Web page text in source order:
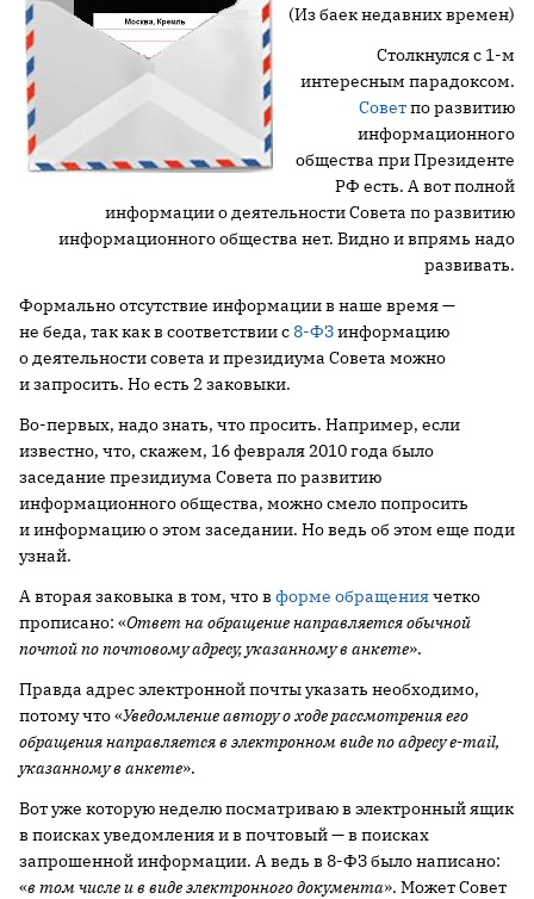
(Из баек недавних времен)
Столкнулся с 1-м
интересным парадоксом.
Советпо развитию
информационного
общества при Президенте
РФ есть. А вот полной
информации о деятельности Совета по развитию
информационного общества нет. Видно и впрямь надо
развивать.
Формально отсутствие информации в наше время —
не беда, так как в соответствии с 8-ФЗинформацию
о деятельности совета и президиума Совета можно
и запросить. Но есть 2 заковыки.
Во-первых, надо знать, что просить. Например, если
известно, что, скажем, 16 февраля 2010 года было
заседание президиума Совета по развитию
информационного общества, можно смело попросить
и информацию о этом заседании. Но ведь об этом еще поди
узнай.
А вторая заковыка в том, что в форме обращениячетко
прописано: «Ответ на обращение направляется обычной
почтой по почтовому адресу, указанному в анкете».
Правда адрес электронной почты указать необходимо,
потому что «Уведомление автору о ходе рассмотрения его
обращения направляется в электронном виде по адресу e-mail,
указанному в анкете».
Вот уже которую неделю посматриваю в электронный ящик
в поисках уведомления и в почтовый — в поисках
запрошенной информации. А ведь в 8-ФЗ было написано:
«в том числе и в виде электронного документа». Может Совет